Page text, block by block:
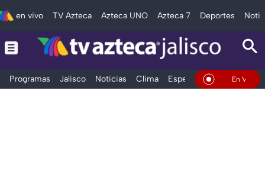
en vivo TV Azteca Azteca UNO Azteca 7 Deportes
Programas Jalisco Noticias Clima Espectáculos Deportes
En Vivo